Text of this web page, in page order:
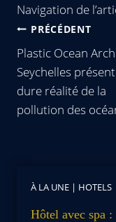
Navigation de
PRÉCÉDENT
Plastic Ocean
Seychelles
dure réalité de la
pollution des
À LA UNE | HOTELS
Hôtel avec spa :